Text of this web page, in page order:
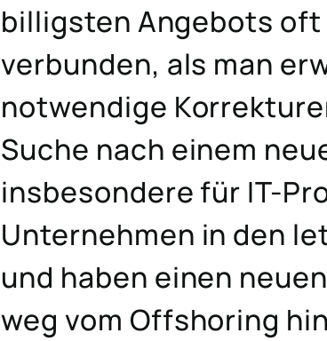
billigsten Angebots
verbunden, als man
notwendige
Suche nach einem
insbesondere für IT-
Unternehmen in den
und haben einen
weg vom Offshoring